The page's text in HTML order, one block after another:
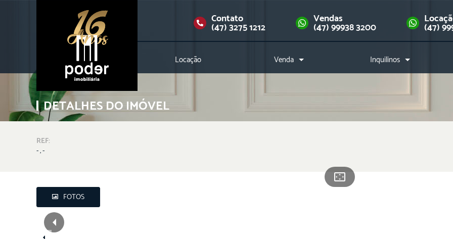
Contato
(47) 3275 1212
Vendas
(47) 99938 3200 (47)
Locação Venda Inquilinos
Downloads
DETALHES DO IMÓVEL
REF:
- , -
FOTOS